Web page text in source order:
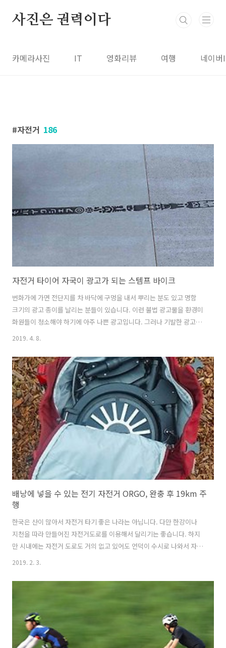
사진은 권력이다
카메라사진 IT 영화리뷰 여행 네이
자전거 186
자전거 타이어 자국이 광고가 되는 스템프 바이크
번화가에 가면 전단지를 차 바닥에 구멍을 내서 뿌리는 분도 있고 명함
크기의 광고 종이를 날리는 분들이 있습니다. 이런 불법 광고물을 환경미
화원들이 청소해야 하기에 아주 나쁜 광고입니다. 그러나 기발한 광고는
사람을 웃게하고 광고가 전하는 메시지나 상품을 들여다 보게 합니다. 자
인 NTT 도코모는 자전거가 지나간 자리에 광고가 찍히는 스템프 바이크
를 선보였습니다. NTT 도코모가 운영하는자전거 공유 서비스 'docomo
bike share'를 개량해서 광고를 할 수 있는 자전거를 만들었습니다. 스
템프 바이크 자전거가 광고를 하는 방법은 아주 독특합니다. 자전거 바퀴
에 도장처럼 양각이 된 유의미한 패턴이 그려져 있습니다. 이 특수 바퀴
와 자..
2019. 4. 8.
배낭에 넣을 수 있는 전기 자전거 ORGO, 완충 후 19km 주
행
한국은 산이 많아서 자전거 타기 좋은 나라는 아닙니다. 다만 한강이나
지천을 따라 만들어진 자전거도로를 이용해서 달리기는 좋습니다. 하지
만 시내에는 자전거 도로도 거의 없고 있어도 언덕이 수시로 나와서 자전
거로 달리기 좋지 못합니다. 이런 언덕이 많은 나라는 일반 자전거 보다
이용하는 자동차 중독이 심한 나라라서 크게 보급되지는 않을 듯 합니다.
게다가 자전거 도로가 따로 없어서 인도로 달리는 경우가 많은데 사람과
부딪힐 일이 많아서 위험스럽기도 합니다. 여기에 가격도 비싸서 보급이
잘 안 되고 있네요. 크라우드 펀딩 사이트 킥스타터에 올라온 ORGO 전
기자전거의 가장 큰 특징은 접으면 자동차 트렁크는 물론 가방에 넣거나
들고 다닐 수..
2019. 2. 3.